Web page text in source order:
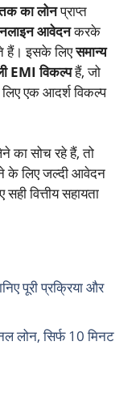
का लोनप्राप्त
आवेदनकरके
हैं। इसके लिएसमान्य
EMI विकल्पहैं, जो
एक आदर्श विकल्प
का सोच रहे हैं, तो
के लिए जल्दी आवेदन
वित्तीय सहायता
पूरी प्रक्रिया और
लोन, सिर्फ 10 मिनट